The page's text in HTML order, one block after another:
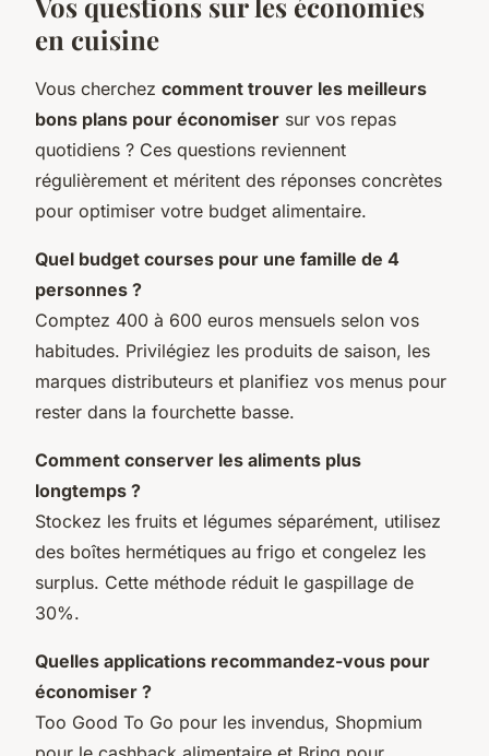
en cuisine
Vous cherchez comment trouver les meilleurs
bons plans pour économiser sur vos repas
quotidiens ? Ces questions reviennent
régulièrement et méritent des réponses concrètes
pour optimiser votre budget alimentaire.
Quel budget courses pour une famille de 4
personnes ?
Comptez 400 à 600 euros mensuels selon vos
habitudes. Privilégiez les produits de saison, les
marques distributeurs et planifiez vos menus pour
rester dans la fourchette basse.
Comment conserver les aliments plus
longtemps ?
Stockez les fruits et légumes séparément, utilisez
des boîtes hermétiques au frigo et congelez les
surplus. Cette méthode réduit le gaspillage de
30%.
Quelles applications recommandez-vous pour
économiser ?
Too Good To Go pour les invendus, Shopmium